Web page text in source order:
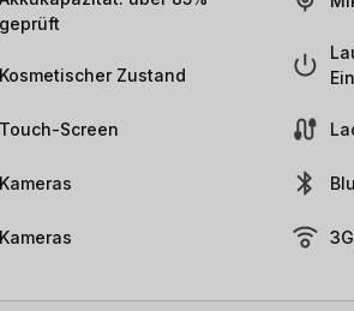
geprüft
Kosmetischer Zustand
Touch-Screen
Kameras
Kameras